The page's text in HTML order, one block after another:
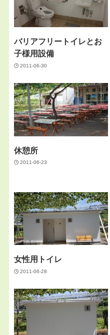
バリアフリートイレとお
子様用設備
2011-06-30
休憩所
2011-06-23
女性用トイレ
2011-06-28